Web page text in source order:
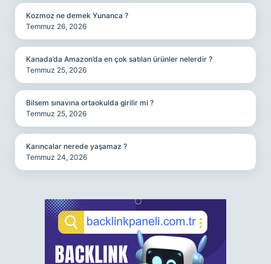
Kozmoz ne demek Yunanca ?
Temmuz 26, 2026
Kanada’da Amazon’da en çok satılan ürünler nelerdir ?
Temmuz 25, 2026
Bilsem sınavına ortaokulda girilir mi ?
Temmuz 25, 2026
Karıncalar nerede yaşamaz ?
Temmuz 24, 2026